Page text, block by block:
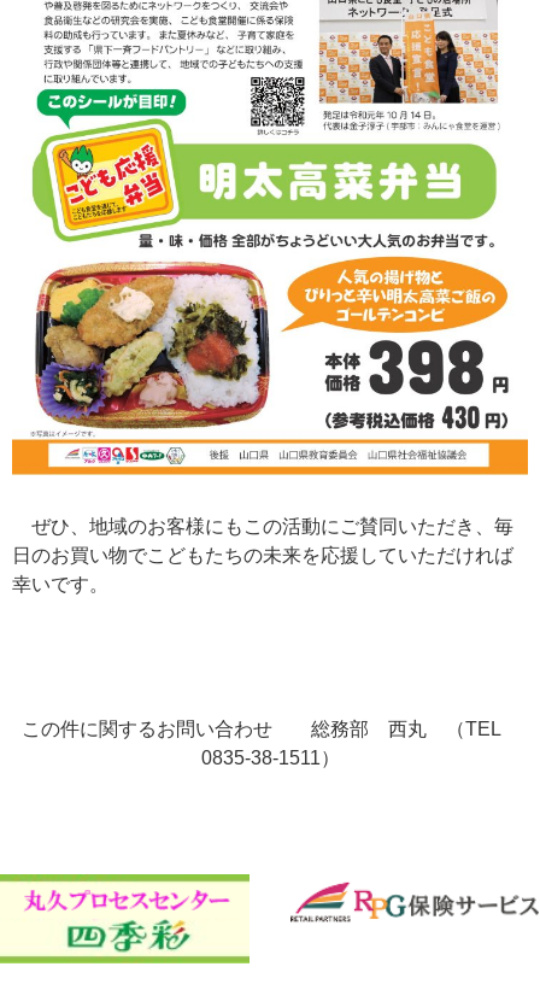
ぜひ、地域のお客様にもこの活動にご賛同いただき、毎
日のお買い物でこどもたちの未来を応援していただければ
幸いです。
この件に関するお問い合わせ 総務部 西丸 （TEL
0835-38-1511）